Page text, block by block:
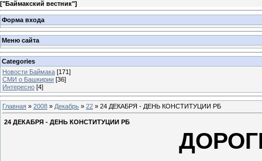
["Баймакский вестник"]
Форма входа
Меню сайта
Categories
Новости Баймака [171]
СМИ о Башкирии [36]
Интересно [4]
Главная » 2008 » Декабрь » 22 » 24 ДЕКАБРЯ - ДЕНЬ КОНСТИТУЦИИ РБ
24 ДЕКАБРЯ - ДЕНЬ КОНСТИТУЦИИ РБ